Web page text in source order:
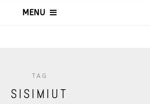
MENU
TAG
SISIMIUT